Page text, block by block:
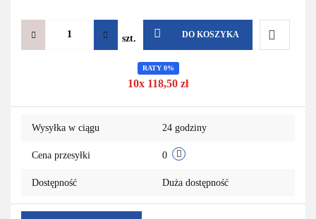
szt. DO KOSZYKA
RATY 0%
10x 118,50 zł
Wysyłka w ciągu 24 godziny
Cena przesyłki 0
Dostępność Duża dostępność